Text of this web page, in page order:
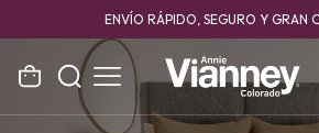
ENVÍO RÁPIDO, SEGURO Y GRAN